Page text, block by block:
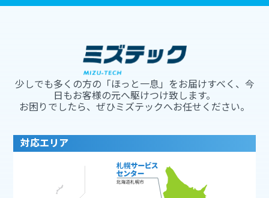
少しでも多くの方の「ほっと一息」をお届けすべく、今
日もお客様の元へ駆けつけ致します。
お困りでしたら、ぜひミズテックへお任せください。
対応エリア